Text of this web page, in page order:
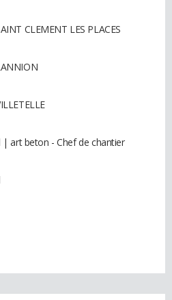
CLEMENT LES PLACES
art beton - Chef de chantier